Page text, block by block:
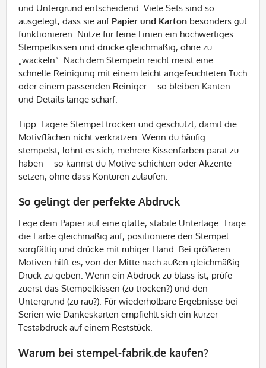
und Untergrund entscheidend. Viele Sets sind so
ausgelegt, dass sie auf Papier und Karton besonders gut
funktionieren. Nutze für feine Linien ein hochwertiges
Stempelkissen und drücke gleichmäßig, ohne zu
„wackeln“. Nach dem Stempeln reicht meist eine
schnelle Reinigung mit einem leicht angefeuchteten Tuch
oder einem passenden Reiniger – so bleiben Kanten
und Details lange scharf.
Tipp: Lagere Stempel trocken und geschützt, damit die
Motivflächen nicht verkratzen. Wenn du häufig
stempelst, lohnt es sich, mehrere Kissenfarben parat zu
haben – so kannst du Motive schichten oder Akzente
setzen, ohne dass Konturen zulaufen.
So gelingt der perfekte Abdruck
Lege dein Papier auf eine glatte, stabile Unterlage. Trage
die Farbe gleichmäßig auf, positioniere den Stempel
sorgfältig und drücke mit ruhiger Hand. Bei größeren
Motiven hilft es, von der Mitte nach außen gleichmäßig
Druck zu geben. Wenn ein Abdruck zu blass ist, prüfe
zuerst das Stempelkissen (zu trocken?) und den
Untergrund (zu rau?). Für wiederholbare Ergebnisse bei
Serien wie Dankeskarten empfiehlt sich ein kurzer
Testabdruck auf einem Reststück.
Warum bei stempel-fabrik.de kaufen?